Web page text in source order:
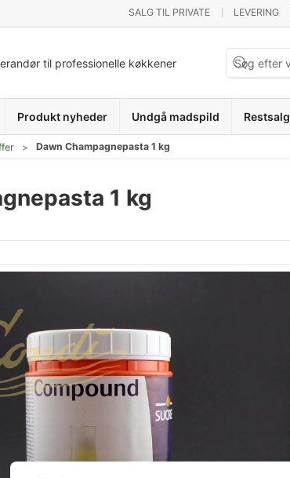
SALG TIL PRIVATE LEVERING
til professionelle køkkener
Produkt nyheder Undgå madspild Restsalg
Dawn Champagnepasta 1 kg
1 kg